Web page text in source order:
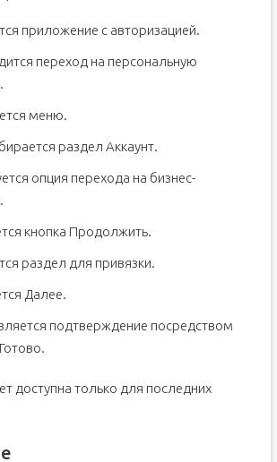
приложение с авторизацией.
переход на персональную
меню.
раздел Аккаунт.
опция перехода на бизнес-
кнопка Продолжить.
раздел для привязки.
Далее.
подтверждение посредством
доступна только для последних